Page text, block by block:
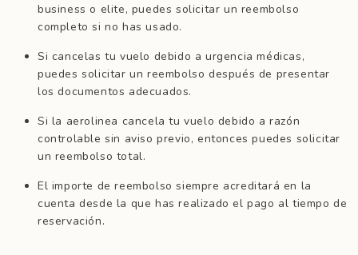
business o elite, puedes solicitar un reembolso
completo si no has usado.
Si cancelas tu vuelo debido a urgencia médicas,
puedes solicitar un reembolso después de presentar
los documentos adecuados.
Si la aerolinea cancela tu vuelo debido a razón
controlable sin aviso previo, entonces puedes solicitar
un reembolso total.
El importe de reembolso siempre acreditará en la
cuenta desde la que has realizado el pago al tiempo de
reservación.